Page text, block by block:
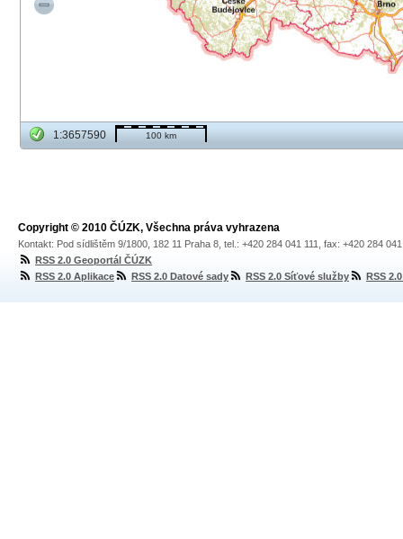
1:3657590 100 km
Copyright © 2010 ČÚZK, Všechna práva vyhrazena
Kontakt: Pod sídlištěm 9/1800, 182 11 Praha 8, tel.: +420 284 041 111, fax: +420 284
RSS 2.0 Geoportál ČÚZK
RSS 2.0 Aplikace
RSS 2.0 Datové sady RSS 2.0 Síťové služby RSS